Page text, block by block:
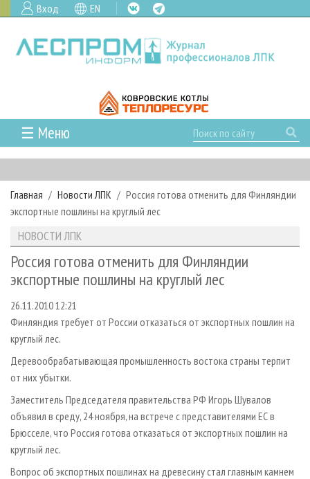
Вход EN
☰ Меню
ГЛАВНАЯ
РУБРИКИ И ТЕМЫ
РУБРИКИ ЖУРНАЛА
ЛЕСОЗАГОТОВКА
ЛЕСОПИЛЕНИЕ
СУШКА ДРЕВЕСИНЫ
ПРОИЗВОДСТВО ДРЕВЕСНЫХ ПЛИТ
ДЕРЕВЯННОЕ ДОМОСТРОЕНИЕ
ПРОИЗВОДСТВО МЕБЕЛИ
БИОЭНЕРГЕТИКА
ЦБП
ИНСТРУМЕНТ И МАТЕРИАЛЫ
НОВОСТИ
НОВОСТИ ЛПК
НОВОСТИ ЖУРНАЛА
ПРОЕКТЫ ЛПИ
АНАЛИТИКА
ПРЕДПРИЯТИЯ ЛПК
ПЕРСОНЫ
МОБИЛЬНЫЕ ВЫСТАВКИ
ОФИЦИАЛЬНЫЕ ДЕЛЕГАЦИИ
RUSSIAN FORESTRY REVIEW
ГАЗЕТА ЛЕСПРОМФОРУМ
БИБЛИОТЕКА СПЕЦИАЛИСТА
АРХИВ ЖУРНАЛОВ
О ЖУРНАЛЕ
ПОДПИСКА
КОНТАКТЫ
РЕКЛАМОДАТЕЛЯМ
РЕКЛАМА
РЕКЛАМА НА САЙТЕ
Главная Новости ЛПК
Россия готова отменить для Финляндии
экспортные пошлины на круглый лес
НОВОСТИ ЛПК
Россия готова отменить для Финляндии
экспортные пошлины на круглый лес
26.11.2010 12:21
Финляндия требует от России отказаться от экспортных пошлин на
круглый лес.
Деревообрабатывающая промышленность востока страны терпит
от них убытки.
Заместитель Председателя правительства РФ Игорь Шувалов
объявил в среду, 24 ноября, на встрече с представителями ЕС в
Брюсселе, что Россия готова отказаться от экспортных пошлин на
круглый лес.
Вопрос об экспортных пошлинах на древесину стал главным камнем